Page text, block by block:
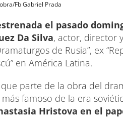
Fb Gabriel Prada
el pasado
Da Silva, actor, director
de Rusia”, ex
en América Latina.
parte de la obra del
famoso de la era
Hristova en el